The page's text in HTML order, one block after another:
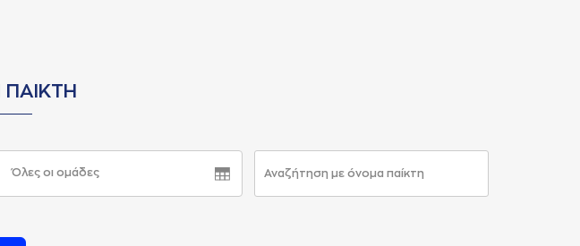
ΠΑΙΚΤΗ
Όλες οι ομάδες